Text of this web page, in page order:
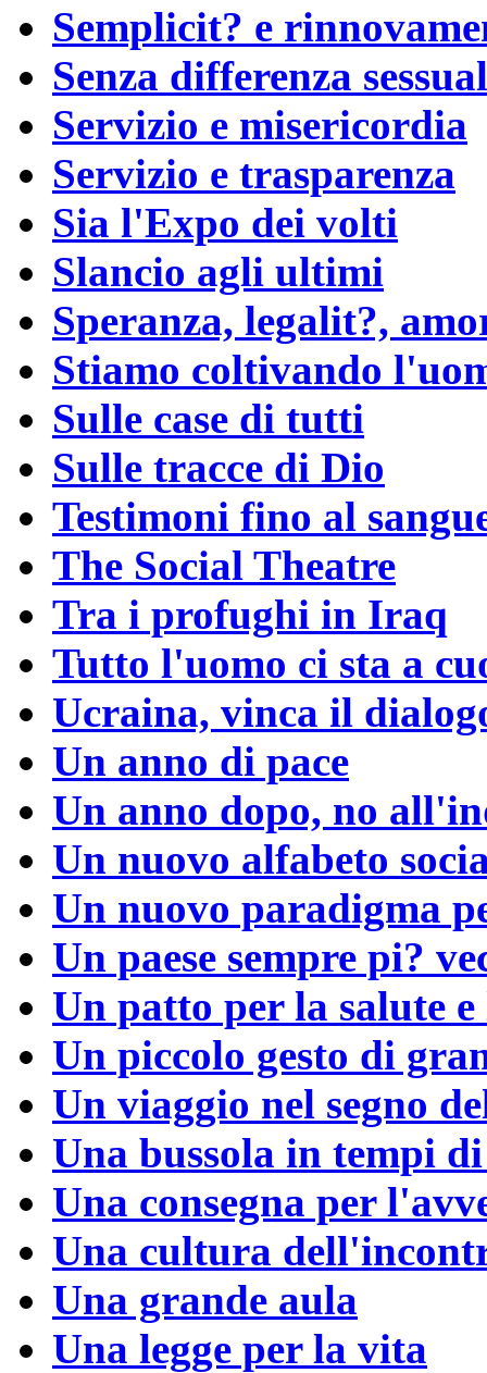
Semplicit? e
Senza differenza
Servizio e misericordia
Servizio e trasparenza
Sia l'Expo dei volti
Slancio agli ultimi
Speranza, legalit?,
Stiamo coltivando
Sulle case di tutti
Sulle tracce di Dio
Testimoni fino al
The Social Theatre
Tra i profughi in Iraq
Tutto l'uomo ci sta a
Ucraina, vinca il
Un anno di pace
Un anno dopo, no
Un nuovo alfabeto
Un nuovo paradigma
Un paese sempre pi?
Un patto per la salute
Un piccolo gesto di
Un viaggio nel segno
Una bussola in tempi
Una consegna per
Una cultura
Una grande aula
Una legge per la vita